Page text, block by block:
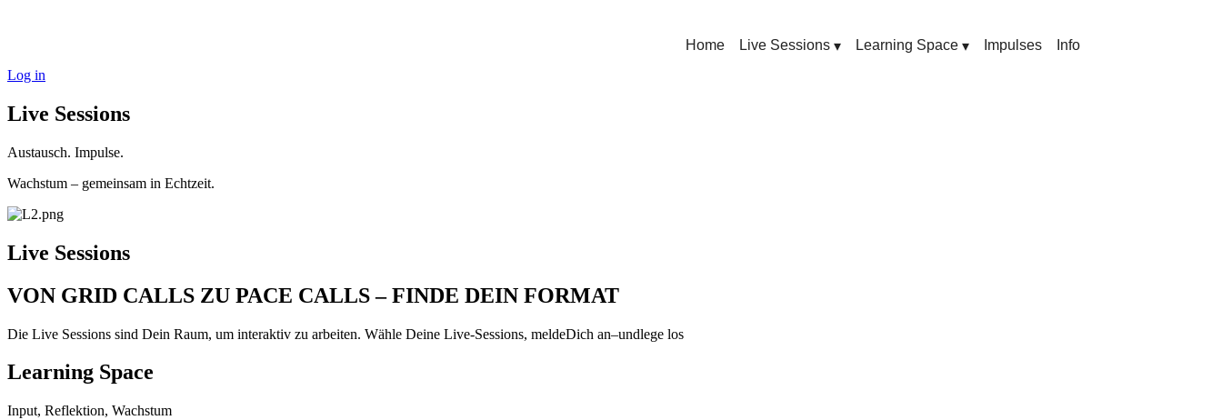
Home Live Sessions ▾ Learning Space ▾ Impulses
Info
Log in
Live Sessions
Austausch. Impulse.
Wachstum – gemeinsam in Echtzeit.
Live Sessions
VON GRID CALLS ZU PACE CALLS – FINDE DEIN FORMAT
Die Live Sessions sind Dein Raum, um interaktiv zu arbeiten. Wähle Deine Live-Sessions, meldeDich an–undlege los
Learning Space
Input, Reflektion, Wachstum